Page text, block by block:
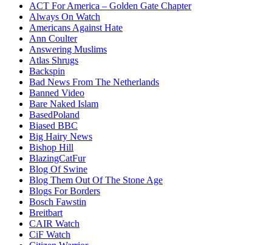
ACT For America – Golden Gate Chapter
Always On Watch
Americans Against Hate
Ann Coulter
Answering Muslims
Atlas Shrugs
Backspin
Bad News From The Netherlands
Banned Video
Bare Naked Islam
BasedPoland
Biased BBC
Big Hairy News
Bishop Hill
BlazingCatFur
Blog Of Swine
Blog Them Out Of The Stone Age
Blogs For Borders
Bosch Fawstin
Breitbart
CAIR Watch
CiF Watch